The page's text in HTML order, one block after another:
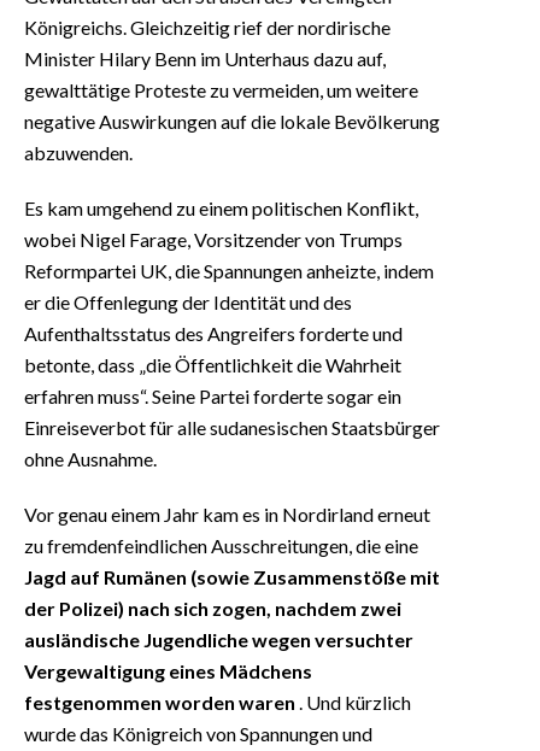
Königreichs. Gleichzeitig rief der nordirische
Minister Hilary Benn im Unterhaus dazu auf,
gewalttätige Proteste zu vermeiden, um weitere
negative Auswirkungen auf die lokale Bevölkerung
abzuwenden.
Es kam umgehend zu einem politischen Konflikt,
wobei Nigel Farage, Vorsitzender von Trumps
Reformpartei UK, die Spannungen anheizte, indem
er die Offenlegung der Identität und des
Aufenthaltsstatus des Angreifers forderte und
betonte, dass „die Öffentlichkeit die Wahrheit
erfahren muss“. Seine Partei forderte sogar ein
Einreiseverbot für alle sudanesischen Staatsbürger
ohne Ausnahme.
Vor genau einem Jahr kam es in Nordirland erneut
zu fremdenfeindlichen Ausschreitungen, die eine
Jagd auf Rumänen (sowie Zusammenstöße mit
der Polizei) nach sich zogen, nachdem zwei
ausländische Jugendliche wegen versuchter
Vergewaltigung eines Mädchens
festgenommen worden waren . Und kürzlich
wurde das Königreich von Spannungen und